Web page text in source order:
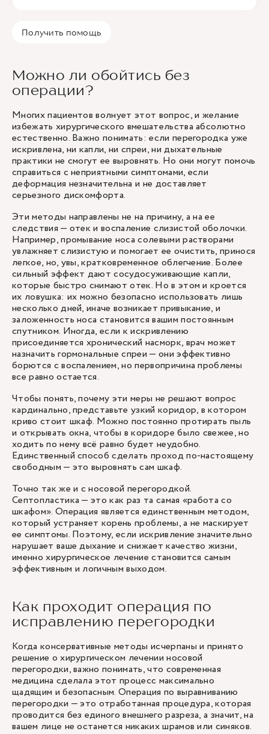
Получить помощь
Можно ли обойтись без
операции?
Многих пациентов волнует этот вопрос, и желание
избежать хирургического вмешательства абсолютно
естественно. Важно понимать: если перегородка уже
искривлена, ни капли, ни спреи, ни дыхательные
практики не смогут ее выровнять. Но они могут помочь
справиться с неприятными симптомами, если
деформация незначительна и не доставляет
серьезного дискомфорта.
Эти методы направлены не на причину, а на ее
следствия — отек и воспаление слизистой оболочки.
Например, промывание носа солевыми растворами
увлажняет слизистую и помогает ее очистить, принося
легкое, но, увы, кратковременное облегчение. Более
сильный эффект дают сосудосуживающие капли,
которые быстро снимают отек. Но в этом и кроется
их ловушка: их можно безопасно использовать лишь
несколько дней, иначе возникает привыкание, и
заложенность носа становится вашим постоянным
спутником. Иногда, если к искривлению
присоединяется хронический насморк, врач может
назначить гормональные спреи — они эффективно
борются с воспалением, но первопричина проблемы
все равно остается.
Чтобы понять, почему эти меры не решают вопрос
кардинально, представьте узкий коридор, в котором
криво стоит шкаф. Можно постоянно протирать пыль
и открывать окна, чтобы в коридоре было свежее, но
ходить по нему всё равно будет неудобно.
Единственный способ сделать проход по-настоящему
свободным — это выровнять сам шкаф.
Точно так же и с носовой перегородкой.
Септопластика — это как раз та самая «работа со
шкафом». Операция является единственным методом,
который устраняет корень проблемы, а не маскирует
ее симптомы. Поэтому, если искривление значительно
нарушает ваше дыхание и снижает качество жизни,
именно хирургическое лечение становится самым
эффективным и логичным выходом.
Как проходит операция по
исправлению перегородки
Когда консервативные методы исчерпаны и принято
решение о хирургическом лечении носовой
перегородки, важно понимать, что современная
медицина сделала этот процесс максимально
щадящим и безопасным. Операция по выравниванию
перегородки — это отработанная процедура, которая
проводится без единого внешнего разреза, а значит, на
вашем лице не останется никаких шрамов или синяков.